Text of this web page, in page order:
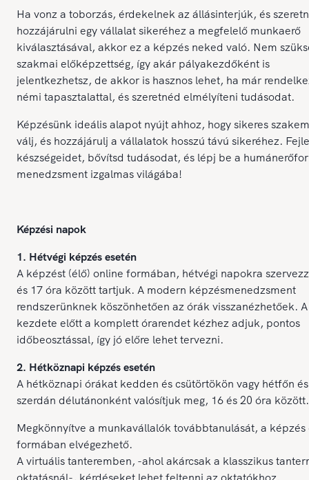
Ha vonz a toborzás, érdekelnek az állásinterjúk, és
hozzájárulni egy vállalat sikeréhez a megfelelő munkaerő
kiválasztásával, akkor ez a képzés neked való. Nem
szakmai előképzettség, így akár pályakezdőként is
jelentkezhetsz, de akkor is hasznos lehet, ha már
némi tapasztalattal, és szeretnéd elmélyíteni tudásodat.
Képzésünk ideális alapot nyújt ahhoz, hogy sikeres
válj, és hozzájárulj a vállalatok hosszú távú sikeréhez.
készségeidet, bővítsd tudásodat, és lépj be a
menedzsment izgalmas világába!
Képzési napok
1. Hétvégi képzés esetén
A képzést (élő) online formában, hétvégi napokra
és 17 óra között tartjuk. A modern képzésmenedzsment
rendszerünknek köszönhetően az órák visszanézhetőek.
kezdete előtt a komplett órarendet kézhez adjuk, pontos
időbeosztással, így jó előre lehet tervezni.
2. Hétköznapi képzés esetén
A hétköznapi órákat kedden és csütörtökön vagy hétfőn és
szerdán délutánonként valósítjuk meg, 16 és 20 óra között.
Megkönnyítve a munkavállalók továbbtanulását, a képzés
formában elvégezhető.
A virtuális tanteremben, -ahol akárcsak a klasszikus